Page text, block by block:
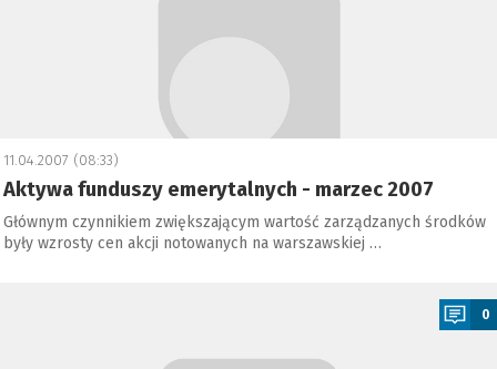
11.04.2007 (08:33)
Aktywa funduszy emerytalnych - marzec 2007
Głównym czynnikiem zwiększającym wartość zarządzanych środków
były wzrosty cen akcji notowanych na warszawskiej …
0